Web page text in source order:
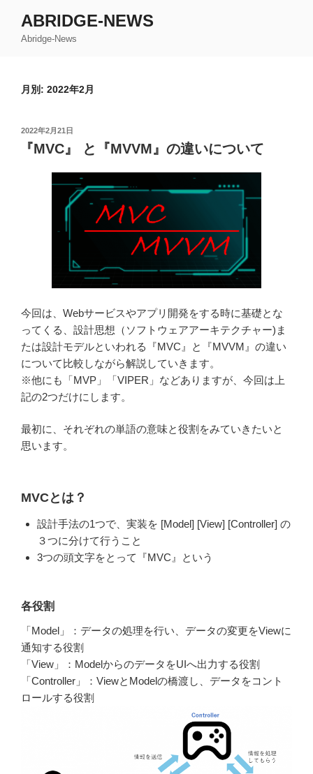
ABRIDGE-NEWS
Abridge-News
月別: 2022年2月
投
稿
2022年2月21日
『MVC』 と『MVVM』の違いについて
今回は、Webサービスやアプリ開発をする時に基礎とな
ってくる、設計思想（ソフトウェアアーキテクチャー)ま
たは設計モデルといわれる『MVC』と『MVVM』の違い
について比較しながら解説していきます。
※他にも「MVP」「VIPER」などありますが、今回は上
記の2つだけにします。
最初に、それぞれの単語の意味と役割をみていきたいと
思います。
MVCとは？
設計手法の1つで、実装を [Model] [View] [Controller] の
３つに分けて行うこと
3つの頭文字をとって『MVC』という
各役割
「Model」：データの処理を行い、データの変更をViewに
通知する役割
「View」：ModelからのデータをUIへ出力する役割
「Controller」：ViewとModelの橋渡し、データをコント
ロールする役割